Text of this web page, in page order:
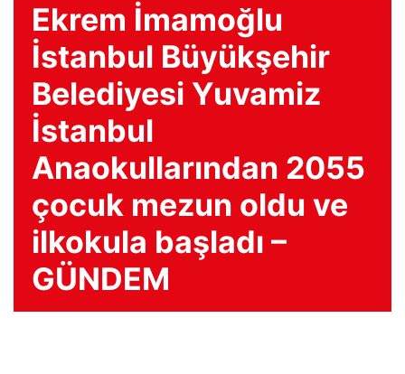
Ekrem İmamoğlu
İstanbul Büyükşehir
Belediyesi Yuvamiz
İstanbul
Anaokullarından 2055
çocuk mezun oldu ve
ilkokula başladı –
GÜNDEM